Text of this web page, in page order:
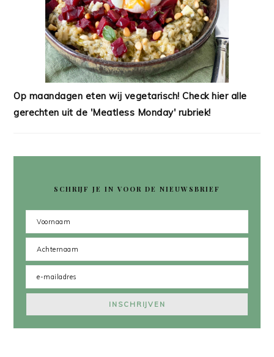
Op maandagen eten wij vegetarisch! Check hier alle
gerechten uit de 'Meatless Monday' rubriek!
SCHRIJF JE IN VOOR DE NIEUWSBRIEF